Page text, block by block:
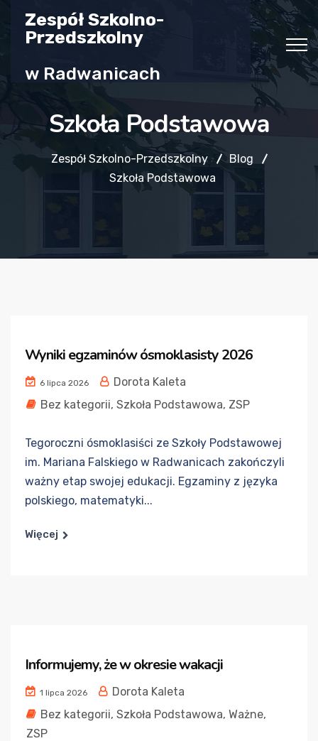
Zespół Szkolno-
Przedszkolny
w Radwanicach
Szkoła Podstawowa
Zespół Szkolno-Przedszkolny
Blog
Szkoła Podstawowa
Wyniki egzaminów ósmoklasisty 2026
6 lipca 2026
Dorota Kaleta
Bez kategorii, Szkoła Podstawowa, ZSP
Tegoroczni ósmoklasiści ze Szkoły Podstawowej
im. Mariana Falskiego w Radwanicach zakończyli
ważny etap swojej edukacji. Egzaminy z języka
polskiego, matematyki...
Więcej
Informujemy, że w okresie wakacji
1 lipca 2026
Dorota Kaleta
Bez kategorii, Szkoła Podstawowa, Ważne,
ZSP